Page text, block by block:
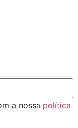
a nossa política